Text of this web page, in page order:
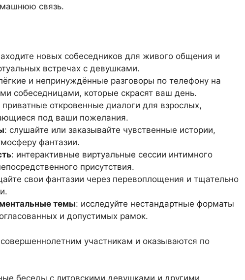
связь.
новых собеседников для живого общения и
встречах с девушками.
и непринуждённые разговоры по телефону на
собеседницами, которые скрасят ваш день.
приватные откровенные диалоги для взрослых,
под ваши пожелания.
: слушайте или заказывайте чувственные истории,
фантазии.
: интерактивные виртуальные сессии интимного
присутствия.
свои фантазии через перевоплощения и тщательно
темы: исследуйте нестандартные форматы
и допустимых рамок.
участникам и оказываются по